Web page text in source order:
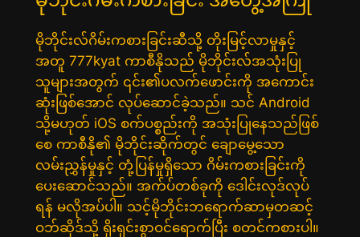
မိုဘိုင်းလ်ဂိမ်းကစားခြင်းဆီသို့ တိုးမြင့်လာမှုနှင့်
အတူ 777kyat ကာစီနိုသည် မိုဘိုင်းလ်အသုံးပြု
သူများအတွက် ၎င်း၏ပလက်ဖောင်းကို အကောင်း
ဆုံးဖြစ်အောင် လုပ်ဆောင်ခဲ့သည်။ သင် Android
သို့မဟုတ် iOS စက်ပစ္စည်းကို အသုံးပြုနေသည်ဖြစ်
စေ ကာစီနို၏ မိုဘိုင်းဆိုက်တွင် ချောမွေ့သော
လမ်းညွှန်မှုနှင့် တုံ့ပြန်မှုရှိသော ဂိမ်းကစားခြင်းကို
ပေးဆောင်သည်။ အက်ပ်တစ်ခုကို ဒေါင်းလုဒ်လုပ်
ရန် မလိုအပ်ပါ။ သင့်မိုဘိုင်းဘရောက်ဆာမှတဆင့်
ဝဘ်ဆိုဒ်သို့ ရိုးရှင်းစွာဝင်ရောက်ပြီး စတင်ကစားပါ။